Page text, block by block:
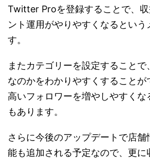
Twitter Proを登録することで、
ント運用がやりやすくなるという
す。
またカテゴリーを設定することで
なのかをわかりやすくすること
高いフォロワーを増やしやすくな
もあります。
さらに今後のアップデートで店舗
能も追加される予定なので、更に